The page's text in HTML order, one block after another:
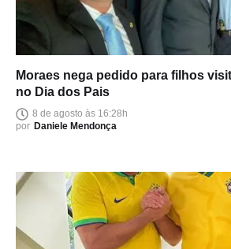
Moraes nega pedido para filhos
no Dia dos Pais
8 de agosto às 16:28h
por Daniele Mendonça